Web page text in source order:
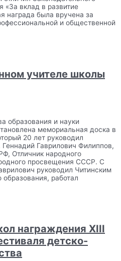
«За вклад в развитие
награда была вручена за
и общественной
учителе школы
образования и науки
мемориальная доска в
20 лет руководил
Гаврилович Филиппов,
Отличник народного
просвещения СССР. С
руководил Читинским
работал
награждения XIII
детско-